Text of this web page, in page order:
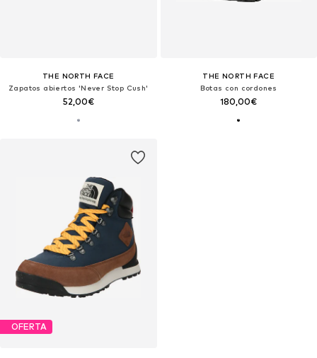
THE NORTH FACE
Zapatos abiertos 'Never Stop Cush'
52,00€
THE NORTH FACE
Botas con cordones
180,00€
OFERTA